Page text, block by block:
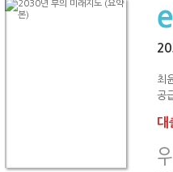
최
공
대